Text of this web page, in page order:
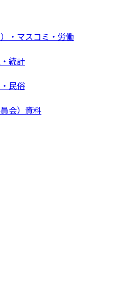
・マスコミ・労働
統計
民俗
会）資料